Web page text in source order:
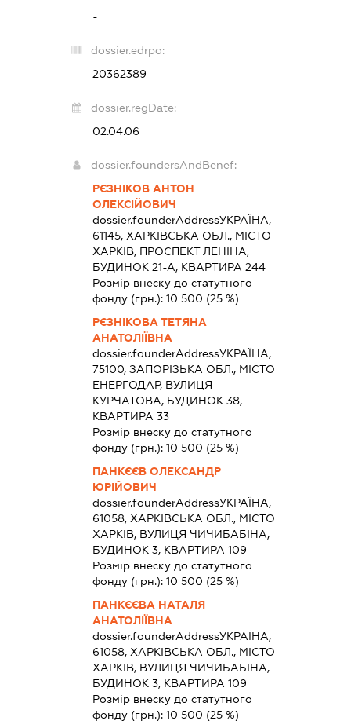
-
dossier.edrpo:
20362389
dossier.regDate:
02.04.06
dossier.foundersAndBenef:
РЄЗНІКОВ АНТОН
ОЛЕКСІЙОВИЧ
dossier.founderAddressУКРАЇНА,
61145, ХАРКІВСЬКА ОБЛ., МІСТО
ХАРКІВ, ПРОСПЕКТ ЛЕНІНА,
БУДИНОК 21-А, КВАРТИРА 244
Розмір внеску до статутного
фонду (грн.):10 500 (25 %)
РЄЗНІКОВА ТЕТЯНА
АНАТОЛІЇВНА
dossier.founderAddressУКРАЇНА,
75100, ЗАПОРІЗЬКА ОБЛ., МІСТО
ЕНЕРГОДАР, ВУЛИЦЯ
КУРЧАТОВА, БУДИНОК 38,
КВАРТИРА 33
Розмір внеску до статутного
фонду (грн.):10 500 (25 %)
ПАНКЄЄВ ОЛЕКСАНДР
ЮРІЙОВИЧ
dossier.founderAddressУКРАЇНА,
61058, ХАРКІВСЬКА ОБЛ., МІСТО
ХАРКІВ, ВУЛИЦЯ ЧИЧИБАБІНА,
БУДИНОК 3, КВАРТИРА 109
Розмір внеску до статутного
фонду (грн.):10 500 (25 %)
ПАНКЄЄВА НАТАЛЯ
АНАТОЛІЇВНА
dossier.founderAddressУКРАЇНА,
61058, ХАРКІВСЬКА ОБЛ., МІСТО
ХАРКІВ, ВУЛИЦЯ ЧИЧИБАБІНА,
БУДИНОК 3, КВАРТИРА 109
Розмір внеску до статутного
фонду (грн.):10 500 (25 %)